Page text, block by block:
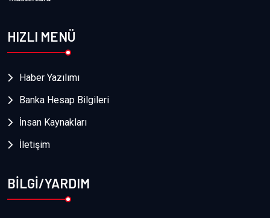
HIZLI MENÜ
Haber Yazılımı
Banka Hesap Bilgileri
İnsan Kaynakları
İletişim
BİLGİ/YARDIM